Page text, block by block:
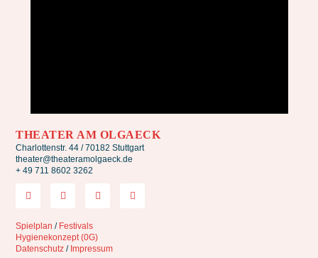
THEATER AM OLGAECK
Charlottenstr. 44 / 70182 Stuttgart
theater@theateramolgaeck.de
+ 49 711 8602 3262
Spielplan / Festivals
Hygienekonzept (0G)
Datenschutz / Impressum